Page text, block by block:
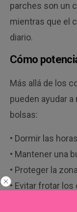
parches son un
mientras que el
diario.
Cómo
Más allá de los
pueden ayudar
bolsas:
• Dormir las
• Mantener una
• Proteger la
• Evitar frotar los